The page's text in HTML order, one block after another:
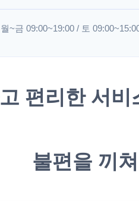
월~금 09:00~19:00 / 토
편리한 서
불편을 끼